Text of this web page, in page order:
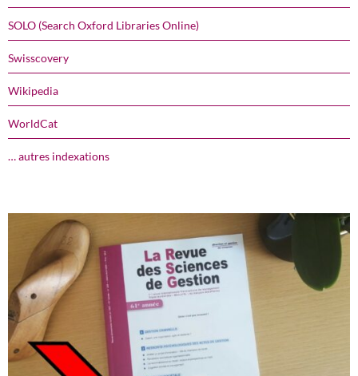
SOLO (Search Oxford Libraries Online)
Swisscovery
Wikipedia
WorldCat
… autres indexations